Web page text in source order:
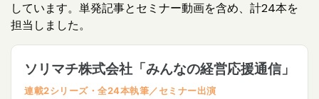
しています。単発記事とセミナー動画を含め、計24本を
担当しました。
ソリマチ株式会社「みんなの経営応援通信」
連載2シリーズ・全24本執筆／セミナー出演